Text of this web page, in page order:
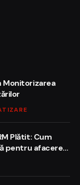
Monitorizarea
Plătit: Cum
pentru afacerea